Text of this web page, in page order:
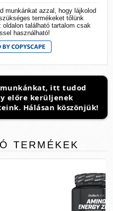
munkánkat azzal, hogy lájkolod
termékeket tőlünk
található tartalom csak
használható!
itt tudod
előre kerüljenek
Hálásan köszönjük!
TERMÉKEK